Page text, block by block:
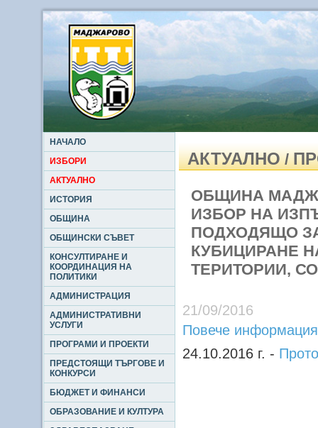
НАЧАЛО
ИЗБОРИ
АКТУАЛНО
ИСТОРИЯ
ОБЩИНА
ОБЩИНСКИ СЪВЕТ
КОНСУЛТИРАНЕ И
КООРДИНАЦИЯ НА
ПОЛИТИКИ
АДМИНИСТРАЦИЯ
АДМИНИСТРАТИВНИ
УСЛУГИ
ПРОГРАМИ И ПРОЕКТИ
ПРЕДСТОЯЩИ ТЪРГОВЕ И
КОНКУРСИ
БЮДЖЕТ И ФИНАНСИ
ОБРАЗОВАНИЕ И КУЛТУРА
АКТУАЛНО/
ОБЩИНА
ИЗБОР НА
ПОДХОДЯЩО
КУБИЦИРАНЕ
ТЕРИТОРИИ,
21/09/2016
Повече информация
24.10.2016 г. -